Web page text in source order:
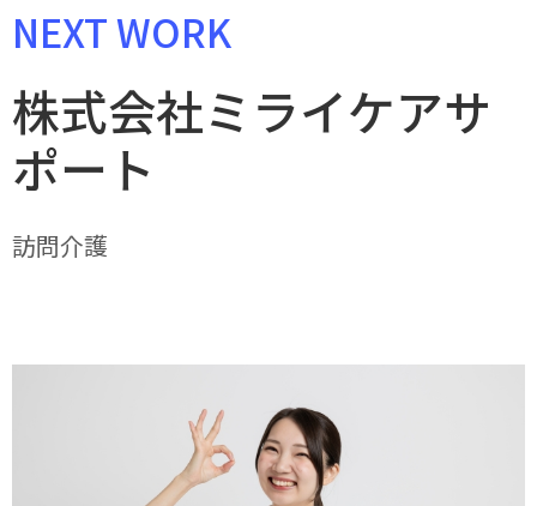
NEXT WORK
株式会社ミライケアサ
ポート
訪問介護